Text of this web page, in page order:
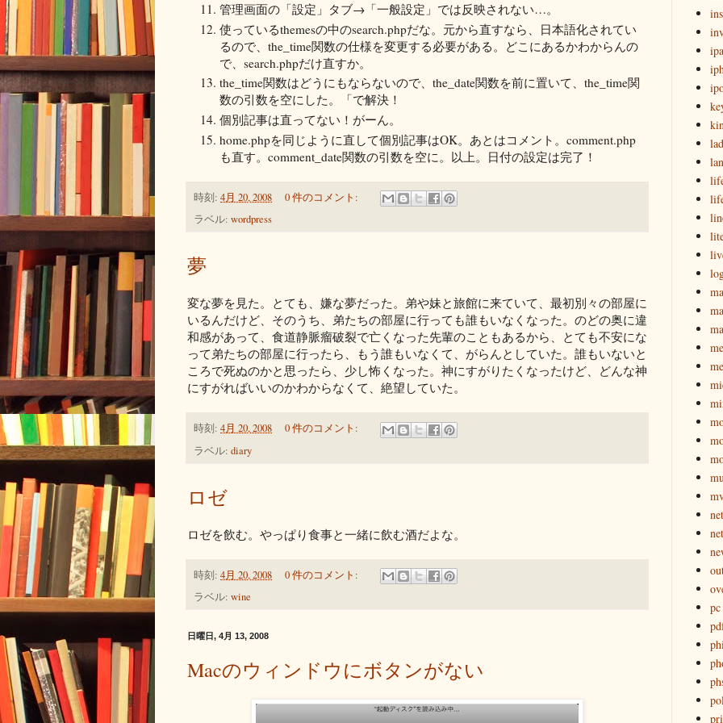
管理画面の「設定」タブ→「一般設定」では反映されない…。
使っているthemesの中のsearch.phpだな。元から直すなら、日本語化されてい
るので、the_time関数の仕様を変更する必要がある。どこにあるかわからんの
で、search.phpだけ直すか。
the_time関数はどうにもならないので、the_date関数を前に置いて、the_time関
数の引数を空にした。「で解決！
個別記事は直ってない！がーん。
home.phpを同じように直して個別記事はOK。あとはコメント。comment.php
も直す。comment_date関数の引数を空に。以上。日付の設定は完了！
時刻: 4月 20, 2008
0 件のコメント:
ラベル: wordpress
夢
変な夢を見た。とても、嫌な夢だった。弟や妹と旅館に来ていて、最初別々の部屋に
いるんだけど、そのうち、弟たちの部屋に行っても誰もいなくなった。のどの奥に違
和感があって、食道静脈瘤破裂で亡くなった先輩のこともあるから、とても不安にな
って弟たちの部屋に行ったら、もう誰もいなくて、がらんとしていた。誰もいないと
ころで死ぬのかと思ったら、少し怖くなった。神にすがりたくなったけど、どんな神
にすがればいいのかわからなくて、絶望していた。
時刻: 4月 20, 2008
0 件のコメント:
ラベル: diary
ロゼ
ロゼを飲む。やっぱり食事と一緒に飲む酒だよな。
時刻: 4月 20, 2008
0 件のコメント:
ラベル: wine
日曜日, 4月 13, 2008
Macのウィンドウにボタンがない
net
pc